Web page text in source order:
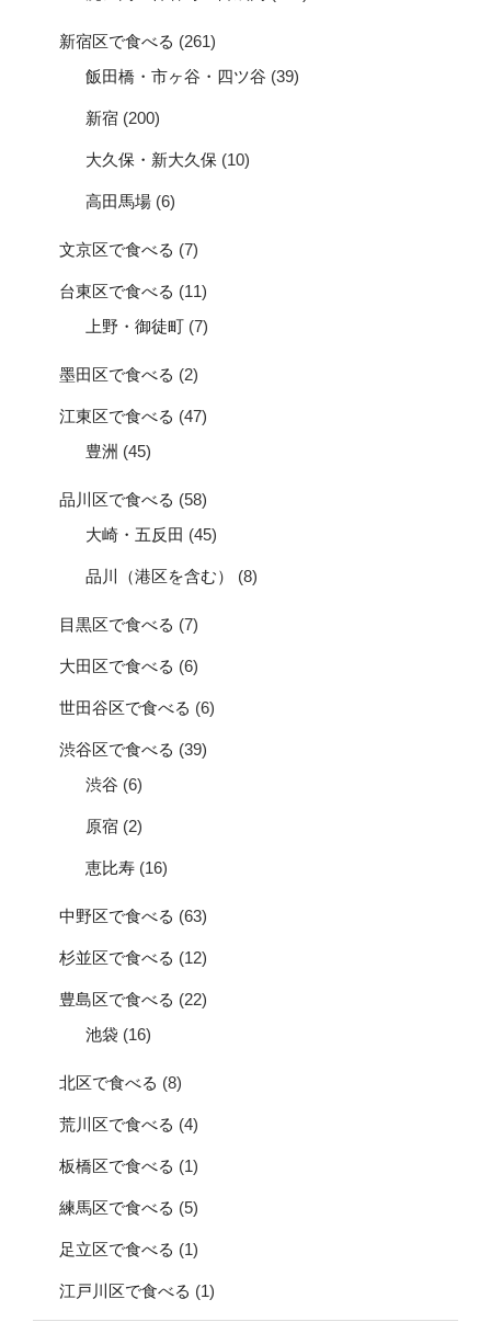
新宿区で食べる (261)
飯田橋・市ヶ谷・四ツ谷 (39)
新宿 (200)
大久保・新大久保 (10)
高田馬場 (6)
文京区で食べる (7)
台東区で食べる (11)
上野・御徒町 (7)
墨田区で食べる (2)
江東区で食べる (47)
豊洲 (45)
品川区で食べる (58)
大崎・五反田 (45)
品川（港区を含む） (8)
目黒区で食べる (7)
大田区で食べる (6)
世田谷区で食べる (6)
渋谷区で食べる (39)
渋谷 (6)
原宿 (2)
恵比寿 (16)
中野区で食べる (63)
杉並区で食べる (12)
豊島区で食べる (22)
池袋 (16)
北区で食べる (8)
荒川区で食べる (4)
板橋区で食べる (1)
練馬区で食べる (5)
足立区で食べる (1)
江戸川区で食べる (1)